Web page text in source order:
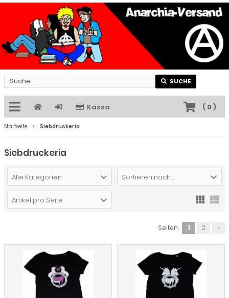
SUCHE
Kassa ( 0)
Startseite Siebdruckeria
Siebdruckeria
Alle Kategorien Sortieren nach ...
Artikel pro Seite
Seiten: 1 2 »